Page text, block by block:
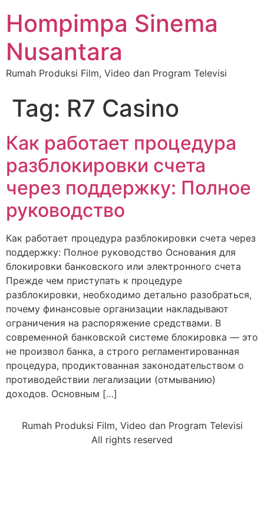
Hompimpa Sinema
Nusantara
Rumah Produksi Film, Video dan Program Televisi
Tag: R7 Casino
Как работает процедура
разблокировки счета
через поддержку: Полное
руководство
Как работает процедура разблокировки счета через
поддержку: Полное руководство Основания для
блокировки банковского или электронного счета
Прежде чем приступать к процедуре
разблокировки, необходимо детально разобраться,
почему финансовые организации накладывают
ограничения на распоряжение средствами. В
современной банковской системе блокировка — это
не произвол банка, а строго регламентированная
процедура, продиктованная законодательством о
противодействии легализации (отмыванию)
доходов. Основным […]
Rumah Produksi Film, Video dan Program Televisi
All rights reserved